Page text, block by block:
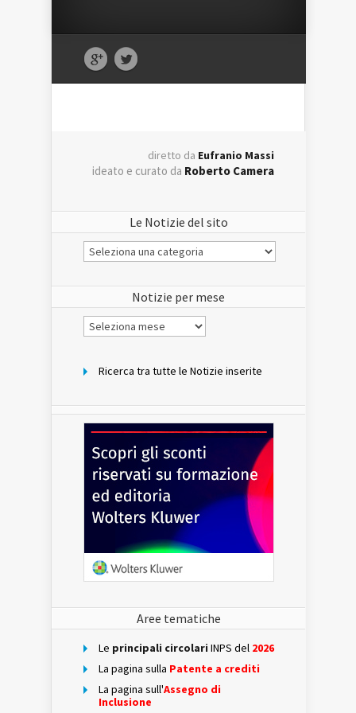
diretto da Eufranio Massi
ideato e curato da Roberto Camera
Le Notizie del sito
Le
Notizie
Notizie per mese
Notizie
per
Ricerca tra tutte le Notizie inserite
Aree tematiche
Le principali circolari INPS del 2026
La pagina sulla Patente a crediti
La pagina sull'Assegno di
Inclusione